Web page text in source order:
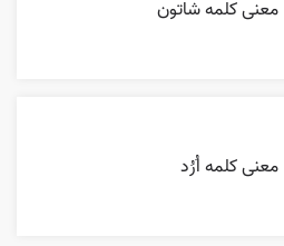
معنی کلمه شاتون
معنی کلمه اُرُد